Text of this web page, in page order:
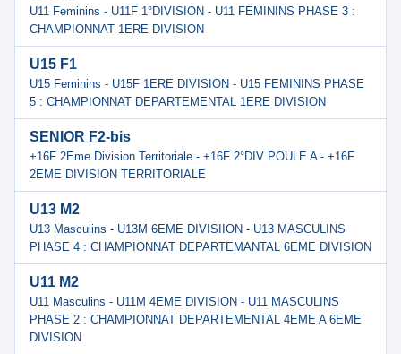
U11 Feminins - U11F 1°DIVISION - U11 FEMININS PHASE 3 :
CHAMPIONNAT 1ERE DIVISION
U15 F1
U15 Feminins - U15F 1ERE DIVISION - U15 FEMININS PHASE
5 : CHAMPIONNAT DEPARTEMENTAL 1ERE DIVISION
SENIOR F2-bis
+16F 2Eme Division Territoriale - +16F 2°DIV POULE A - +16F
2EME DIVISION TERRITORIALE
U13 M2
U13 Masculins - U13M 6EME DIVISIION - U13 MASCULINS
PHASE 4 : CHAMPIONNAT DEPARTEMANTAL 6EME DIVISION
U11 M2
U11 Masculins - U11M 4EME DIVISION - U11 MASCULINS
PHASE 2 : CHAMPIONNAT DEPARTEMENTAL 4EME A 6EME
DIVISION